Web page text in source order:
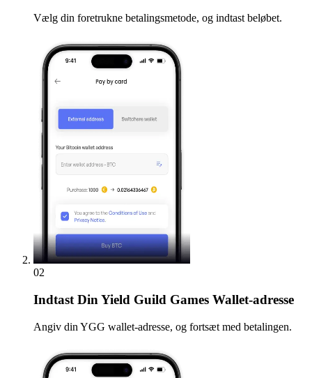
Vælg din foretrukne betalingsmetode, og indtast beløbet.
02
Indtast Din Yield Guild Games Wallet-adresse
Angiv din YGG wallet-adresse, og fortsæt med betalingen.